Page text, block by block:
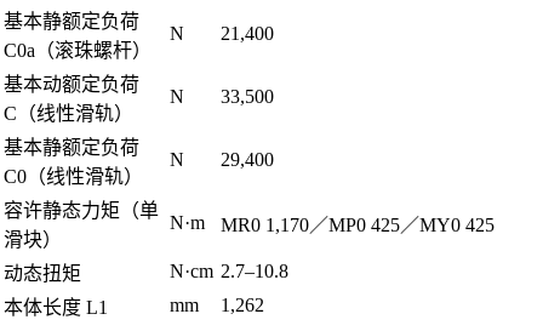
基本静额定负荷
C0a（滚珠螺杆）
N 21,400
基本动额定负荷
C（线性滑轨）
N 33,500
基本静额定负荷
C0（线性滑轨）
N 29,400
容许静态力矩（单
滑块）
N·m MR0 1,170／MP0 425／MY0 425
动态扭矩 N·cm 2.7–10.8
本体长度 L1
mm
1,262